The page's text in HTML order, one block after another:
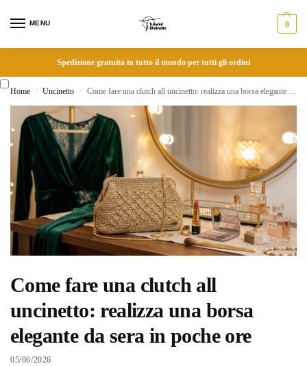
MENU 0
Spedizione gratuita in tutto il mondo per tutti gli ordini
Home / Uncinetto / Come fare una clutch all uncinetto: realizza una borsa elegante da sera in poche ore
Come fare una clutch all
uncinetto: realizza una borsa
elegante da sera in poche ore
05/06/2026